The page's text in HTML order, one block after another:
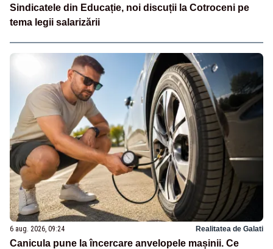
Sindicatele din Educație, noi discuții la Cotroceni pe
tema legii salarizării
6 aug. 2026, 09:24 Realitatea de Galati
Canicula pune la încercare anvelopele mașinii. Ce